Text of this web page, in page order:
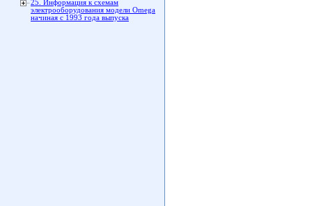
25. Информация к схемам
электрооборудования модели Omega
начиная с 1993 года выпуска